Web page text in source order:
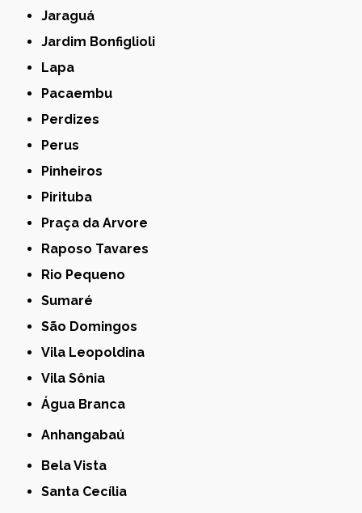
Jaraguá
Jardim Bonfiglioli
Lapa
Pacaembu
Perdizes
Perus
Pinheiros
Pirituba
Praça da Arvore
Raposo Tavares
Rio Pequeno
Sumaré
São Domingos
Vila Leopoldina
Vila Sônia
Água Branca
Anhangabaú
Bela Vista
Santa Cecília